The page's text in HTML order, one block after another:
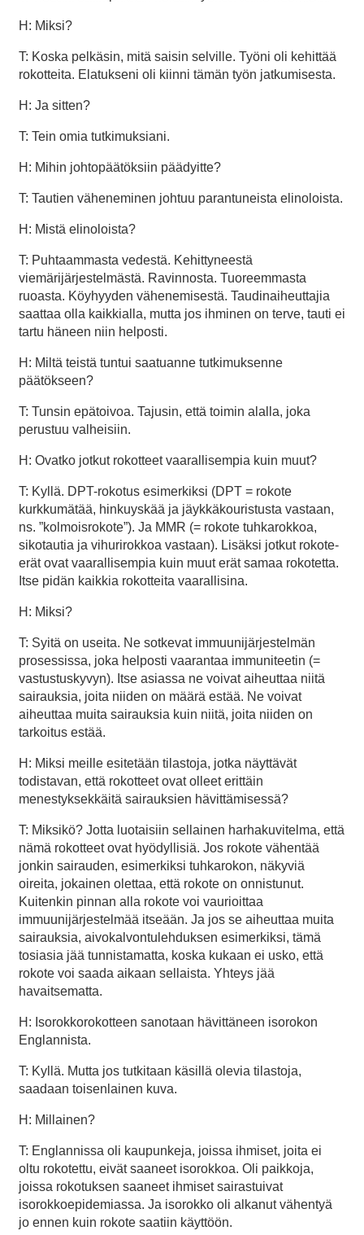
H: Miksi?
T: Koska pelkäsin, mitä saisin selville. Työni oli kehittää
rokotteita. Elatukseni oli kiinni tämän työn jatkumisesta.
H: Ja sitten?
T: Tein omia tutkimuksiani.
H: Mihin johtopäätöksiin päädyitte?
T: Tautien väheneminen johtuu parantuneista elinoloista.
H: Mistä elinoloista?
T: Puhtaammasta vedestä. Kehittyneestä
viemärijärjestelmästä. Ravinnosta. Tuoreemmasta
ruoasta. Köyhyyden vähenemisestä. Taudinaiheuttajia
saattaa olla kaikkialla, mutta jos ihminen on terve, tauti ei
tartu häneen niin helposti.
H: Miltä teistä tuntui saatuanne tutkimuksenne
päätökseen?
T: Tunsin epätoivoa. Tajusin, että toimin alalla, joka
perustuu valheisiin.
H: Ovatko jotkut rokotteet vaarallisempia kuin muut?
T: Kyllä. DPT-rokotus esimerkiksi (DPT = rokote
kurkkumätää, hinkuyskää ja jäykkäkouristusta vastaan,
ns. ”kolmoisrokote”). Ja MMR (= rokote tuhkarokkoa,
sikotautia ja vihurirokkoa vastaan). Lisäksi jotkut rokote-
erät ovat vaarallisempia kuin muut erät samaa rokotetta.
Itse pidän kaikkia rokotteita vaarallisina.
H: Miksi?
T: Syitä on useita. Ne sotkevat immuunijärjestelmän
prosessissa, joka helposti vaarantaa immuniteetin (=
vastustuskyvyn). Itse asiassa ne voivat aiheuttaa niitä
sairauksia, joita niiden on määrä estää. Ne voivat
aiheuttaa muita sairauksia kuin niitä, joita niiden on
tarkoitus estää.
H: Miksi meille esitetään tilastoja, jotka näyttävät
todistavan, että rokotteet ovat olleet erittäin
menestyksekkäitä sairauksien hävittämisessä?
T: Miksikö? Jotta luotaisiin sellainen harhakuvitelma, että
nämä rokotteet ovat hyödyllisiä. Jos rokote vähentää
jonkin sairauden, esimerkiksi tuhkarokon, näkyviä
oireita, jokainen olettaa, että rokote on onnistunut.
Kuitenkin pinnan alla rokote voi vaurioittaa
immuunijärjestelmää itseään. Ja jos se aiheuttaa muita
sairauksia, aivokalvontulehduksen esimerkiksi, tämä
tosiasia jää tunnistamatta, koska kukaan ei usko, että
rokote voi saada aikaan sellaista. Yhteys jää
havaitsematta.
H: Isorokkorokotteen sanotaan hävittäneen isorokon
Englannista.
T: Kyllä. Mutta jos tutkitaan käsillä olevia tilastoja,
saadaan toisenlainen kuva.
H: Millainen?
T: Englannissa oli kaupunkeja, joissa ihmiset, joita ei
oltu rokotettu, eivät saaneet isorokkoa. Oli paikkoja,
joissa rokotuksen saaneet ihmiset sairastuivat
isorokkoepidemiassa. Ja isorokko oli alkanut vähentyä
jo ennen kuin rokote saatiin käyttöön.